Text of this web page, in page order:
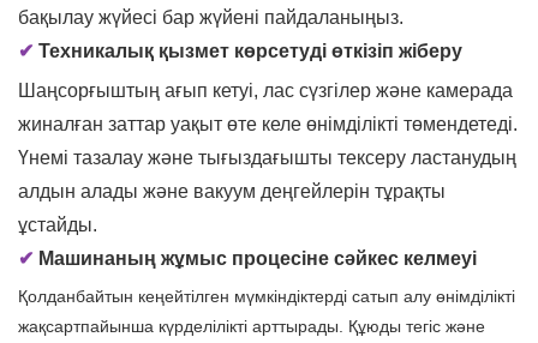
бақылау жүйесі бар жүйені пайдаланыңыз.
✔ Техникалық қызмет көрсетуді өткізіп жіберу
Шаңсорғыштың ағып кетуі, лас сүзгілер және камерада
жиналған заттар уақыт өте келе өнімділікті төмендетеді.
Үнемі тазалау және тығыздағышты тексеру ластанудың
алдын алады және вакуум деңгейлерін тұрақты
ұстайды.
✔ Машинаның жұмыс процесіне сәйкес келмеуі
Қолданбайтын кеңейтілген мүмкіндіктерді сатып алу өнімділікті
жақсартпайынша күрделілікті арттырады. Құюды тегіс және